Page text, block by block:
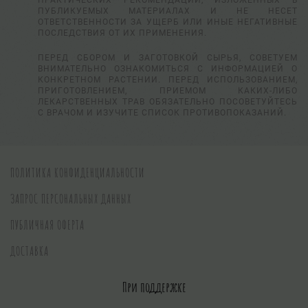
ПУБЛИКУЕМЫХ МАТЕРИАЛАХ И НЕ НЕСЕТ
ОТВЕТСТВЕННОСТИ ЗА УЩЕРБ ИЛИ ИНЫЕ НЕГАТИВНЫЕ
ПОСЛЕДСТВИЯ ОТ ИХ ПРИМЕНЕНИЯ.
ПЕРЕД СБОРОМ И ЗАГОТОВКОЙ СЫРЬЯ, СОВЕТУЕМ
ВНИМАТЕЛЬНО ОЗНАКОМИТЬСЯ С ИНФОРМАЦИЕЙ О
КОНКРЕТНОМ РАСТЕНИИ. ПЕРЕД ИСПОЛЬЗОВАНИЕМ,
ПРИГОТОВЛЕНИЕМ, ПРИЕМОМ КАКИХ-ЛИБО
ЛЕКАРСТВЕННЫХ ТРАВ ОБЯЗАТЕЛЬНО ПОСОВЕТУЙТЕСЬ
С ВРАЧОМ И ИЗУЧИТЕ СПИСОК ПРОТИВОПОКАЗАНИЙ.
ПОЛИТИКА КОНФИДЕНЦИАЛЬНОСТИ
ЗАПРОС ПЕРСОНАЛЬНЫХ ДАННЫХ
ПУБЛИЧНАЯ ОФЕРТА
ДОСТАВКА
При поддержке